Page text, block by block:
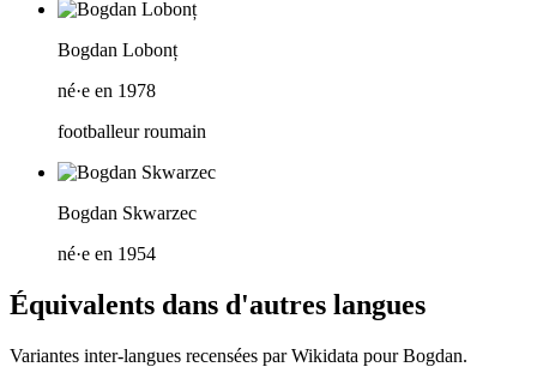
Bogdan Lobonț
né·e en 1978
footballeur roumain
Bogdan Skwarzec
né·e en 1954
Équivalents dans d'autres langues
Variantes inter-langues recensées par Wikidata pourBogdan.